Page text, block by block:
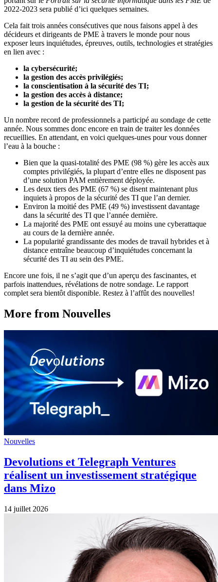
2022-2023 sera publié d’ici quelques semaines.
Cela fait trois années consécutives que nous faisons appel à des
décideurs et dirigeants de PME à travers le monde pour nous
exposer leurs inquiétudes, épreuves, outils, technologies et stratégies
en lien avec :
la cybersécurité;
la gestion des accès privilégiés;
la conscientisation à la sécurité des TI;
la gestion des accès à distance;
la gestion de la sécurité des TI;
Un nombre record de professionnels a participé au sondage de cette
année. Nous sommes donc encore en train de traiter les données
recueillies. En attendant, en voici quelques-unes pour vous donner
l’eau à la bouche :
Bien que la quasi-totalité des PME (98 %) gère les accès aux
comptes privilégiés, la plupart d’entre elles ne disposent pas
d’une solution PAM entièrement déployée.
Les deux tiers des PME (67 %) se disent maintenant plus
inquiets à propos de la sécurité des TI que l’an dernier.
Environ la moitié des PME (49 %) investissent davantage
dans la sécurité des TI que l’année dernière.
La majorité des PME ont essuyé au moins une cyberattaque
au cours de la dernière année.
La popularité grandissante des modes de travail hybrides et à
distance entraîne beaucoup d’inquiétudes concernant la
sécurité des TI au sein des PME.
Encore une fois, il ne s’agit que d’un aperçu des fascinantes, et
parfois inattendues, révélations de notre sondage. Le rapport
complet sera bientôt disponible. Restez à l’affût des nouvelles!
More from Nouvelles
Nouvelles
Devolutions et Telegraph Ventures
réalisent un investissement stratégique
dans Mizo
14 juillet 2026